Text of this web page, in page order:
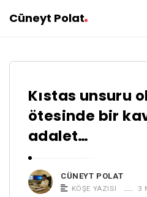
Cüneyt Polat
Kıstas unsuru
ötesinde bir
adalet…
CÜNEYT POLAT
KÖŞE YAZISI 3